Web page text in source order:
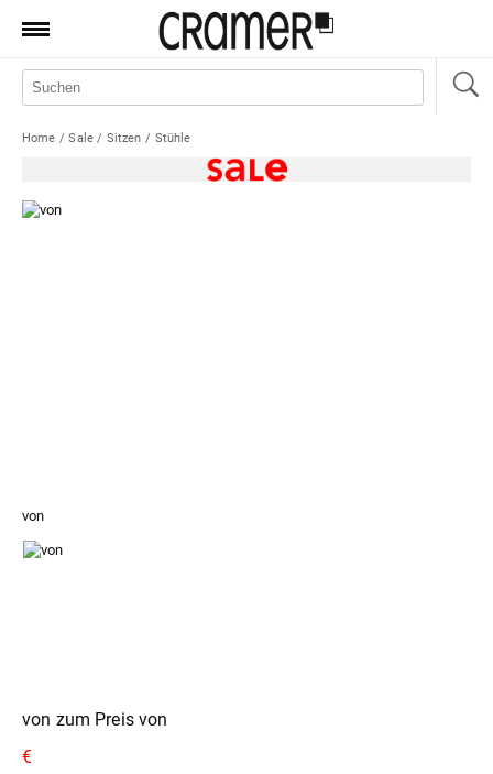
Produkte
Aktionen
Home /Sale / Sitzen / Stühle
von
von zum Preis von
€